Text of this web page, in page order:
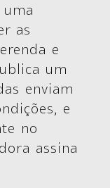
as
e
um
enviam
e
no
assina